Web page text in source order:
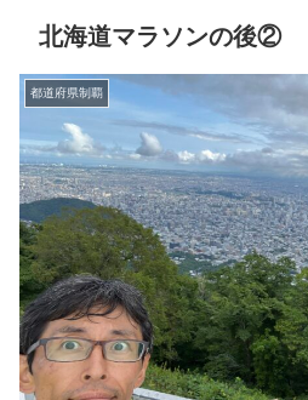
北海道マラソンの後②
都道府県制覇